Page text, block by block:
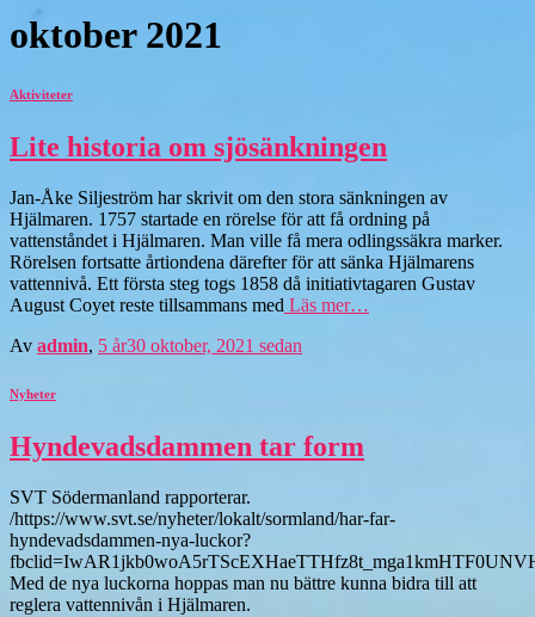
oktober 2021
Aktiviteter
Lite historia om sjösänkningen
Jan-Åke Siljeström har skrivit om den stora sänkningen av
Hjälmaren. 1757 startade en rörelse för att få ordning på
vattenståndet i Hjälmaren. Man ville få mera odlingssäkra marker.
Rörelsen fortsatte årtiondena därefter för att sänka Hjälmarens
vattennivå. Ett första steg togs 1858 då initiativtagaren Gustav
August Coyet reste tillsammans med Läs mer…
Av admin, 5 år30 oktober, 2021 sedan
Nyheter
Hyndevadsdammen tar form
SVT Södermanland rapporterar.
/https://www.svt.se/nyheter/lokalt/sormland/har-far-
hyndevadsdammen-nya-luckor?
Med de nya luckorna hoppas man nu bättre kunna bidra till att
reglera vattennivån i Hjälmaren.